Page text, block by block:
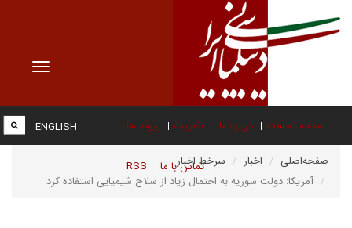
Toggle
صفحه نخست درباره ما عضویت پیوند ها
تماس با ما RSS
ENGLISH
صفحه‌اصلی اخبار
سرخط اخبار
آمریکا: دولت سوریه به احتمال زیاد از سلاح شیمیایی استفاده کرد